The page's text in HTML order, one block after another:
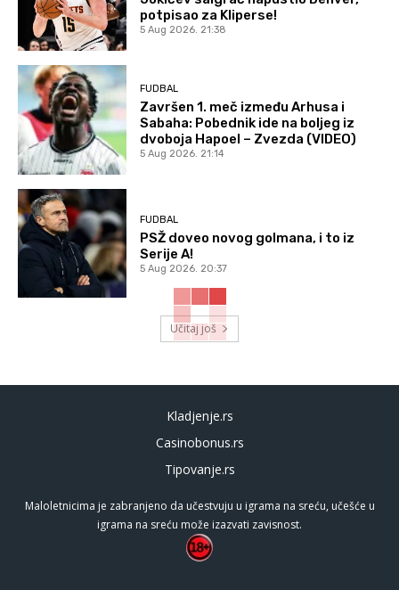
potpisao za Kliperse!
5 Aug 2026. 21:38
FUDBAL
Završen 1. meč između Arhusa i
Sabaha: Pobednik ide na boljeg iz
dvoboja Hapoel – Zvezda (VIDEO)
5 Aug 2026. 21:14
FUDBAL
PSŽ doveo novog golmana, i to iz
Serije A!
5 Aug 2026. 20:37
Učitaj još
Kladjenje.rs
Casinobonus.rs
Tipovanje.rs
Maloletnicima je zabranjeno da učestvuju u igrama na sreću, učešće u
igrama na sreću može izazvati zavisnost.